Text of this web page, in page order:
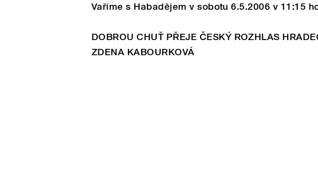
Vaříme s Habadějem v sobotu 6.5.2006 v 11:15
DOBROU CHUŤ PŘEJE ČESKÝ ROZHLAS
ZDENA KABOURKOVÁ